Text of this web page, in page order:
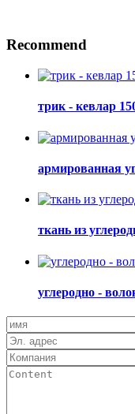
Recommend
трик - кевлар
армированная
ткань из
углеродно -